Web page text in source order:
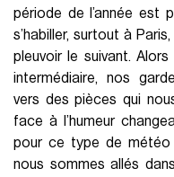
période de l’année est
s’habiller, surtout à
pleuvoir le suivant.
intermédiaire, nos
vers des pièces qui
face à l’humeur
pour ce type de météo
nous sommes allés